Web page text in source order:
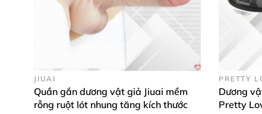
JIUAI
Quần gắn dương vật giả Jiuai mềm
rỗng ruột lót nhung tăng kích thước
PRETTY
Dương
Pretty